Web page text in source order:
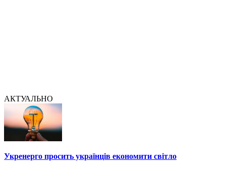
АКТУАЛЬНО
Укренерго просить українців економити світло